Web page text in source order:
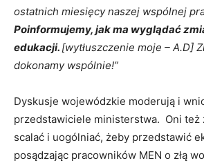
ostatnich miesięcy naszej wspólnej
Poinformujemy, jak ma wyglądać
edukacji. [wytłuszczenie moje – A.D]
dokonamy wspólnie!”
Dyskusje wojewódzkie moderują i
przedstawiciele ministerstwa. Oni też
scalać i uogólniać, żeby przedstawić
posądzając pracowników MEN o złą